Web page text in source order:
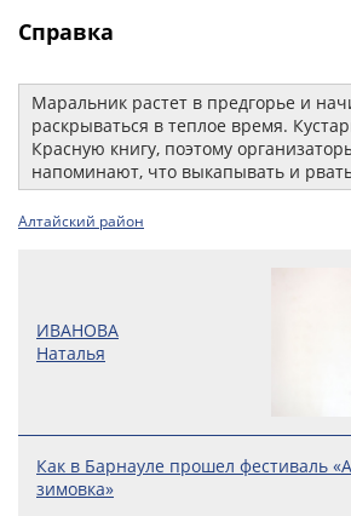
Справка
Маральник растет в предгорье и
раскрываться в теплое время.
Красную книгу, поэтому
напоминают, что выкапывать и
Алтайский район
ИВАНОВА
Наталья
Как в Барнауле прошел фестиваль
зимовка»